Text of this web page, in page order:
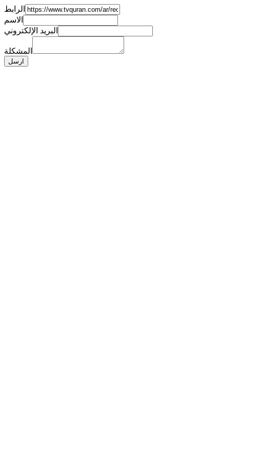
الرابط
الاسم
البريد الإلكتروني
المشكلة
ارسل